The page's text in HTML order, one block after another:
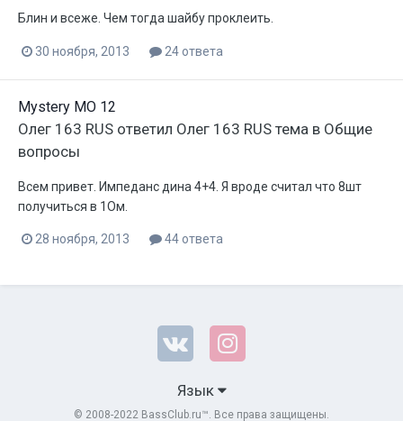
Блин и всеже. Чем тогда шайбу проклеить.
30 ноября, 2013 24 ответа
Mystery MO 12
Олег 163 RUS ответил Олег 163 RUS тема в Общие
вопросы
Всем привет. Импеданс дина 4+4. Я вроде считал что 8шт
получиться в 1Ом.
28 ноября, 2013 44 ответа
Язык
© 2008-2022 BassClub.ru™. Все права защищены.